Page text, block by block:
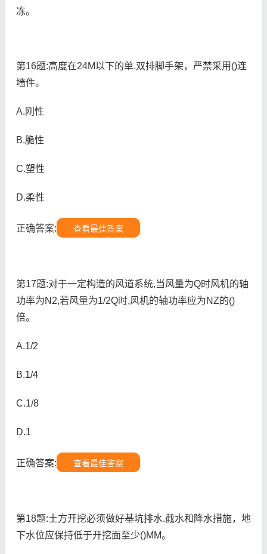
冻。
第16题:高度在24M以下的单.双排脚手架，严禁采用()连
墙件。
A.刚性
B.脆性
C.塑性
D.柔性
正确答案: 查看最佳答案
第17题:对于一定构造的风道系统,当风量为Q时风机的轴
功率为N2,若风量为1/2Q时,风机的轴功率应为NZ的()
倍。
A.1/2
B.1/4
C.1/8
D.1
正确答案: 查看最佳答案
第18题:土方开挖必须做好基坑排水.截水和降水措施，地
下水位应保持低于开挖面至少()MM。